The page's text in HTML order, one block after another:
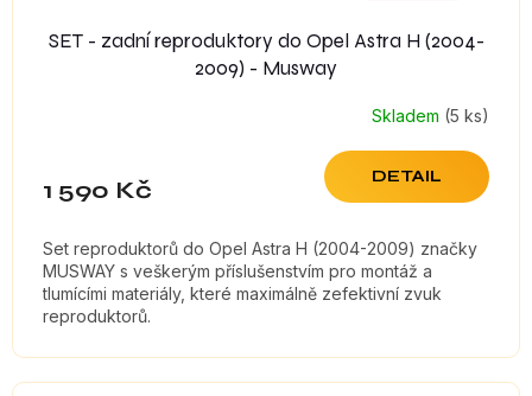
SET - zadní reproduktory do Opel Astra H (2004-
2009) - Musway
Skladem (5 ks)
1 590 Kč DETAIL
Set reproduktorů do Opel Astra H (2004-2009) značky
MUSWAY s veškerým příslušenstvím pro montáž a
tlumícími materiály, které maximálně zefektivní zvuk
reproduktorů.